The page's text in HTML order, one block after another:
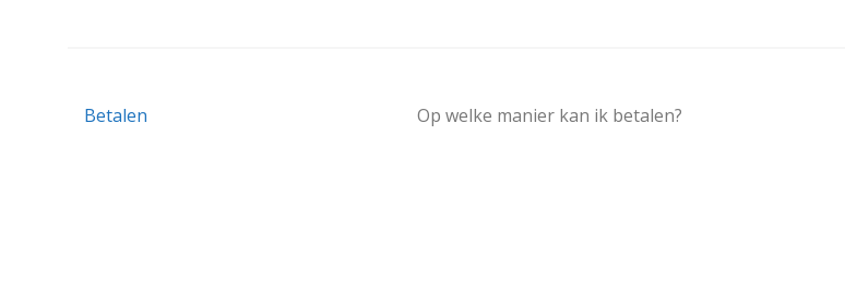
Betalen Op welke manier kan ik betalen?